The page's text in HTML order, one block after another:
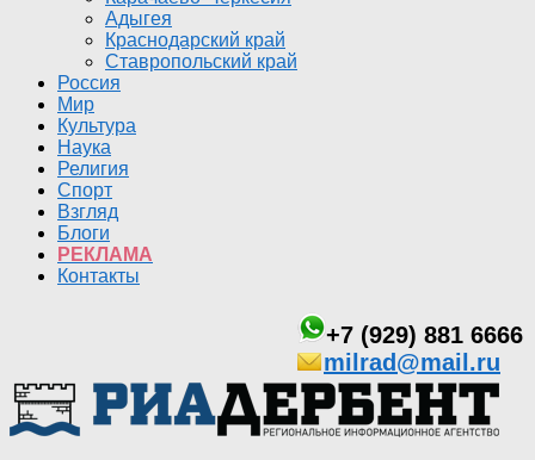
Адыгея
Краснодарский край
Ставропольский край
Россия
Мир
Культура
Наука
Религия
Спорт
Взгляд
Блоги
РЕКЛАМА
Контакты
+7 (929) 881 6666
milrad@mail.ru